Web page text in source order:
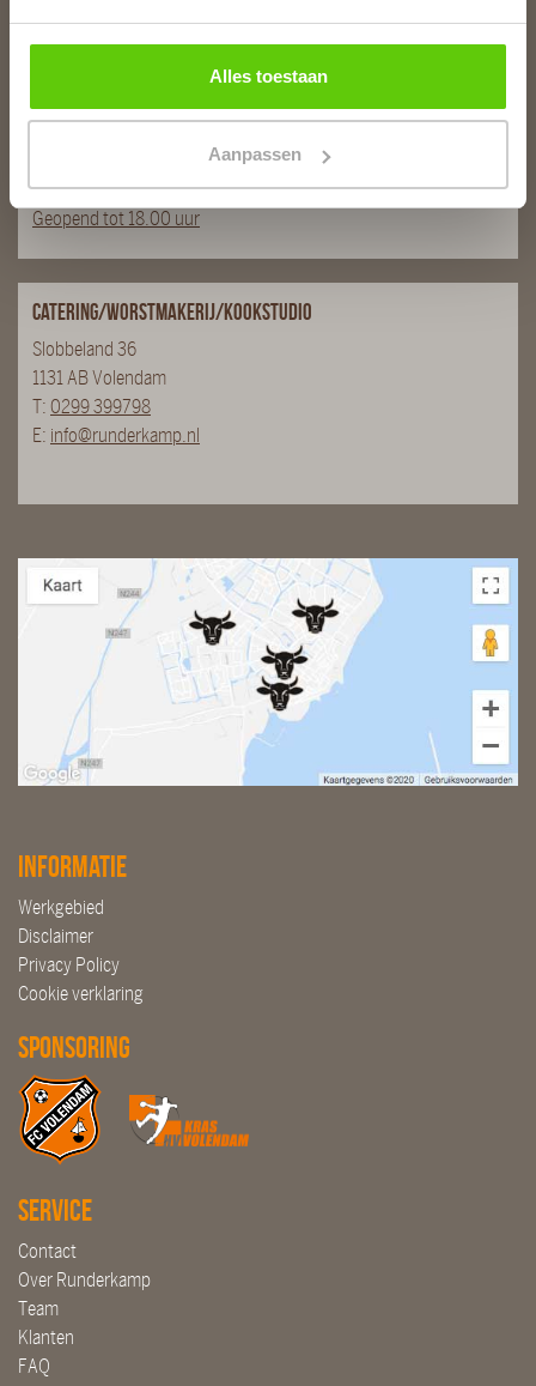
Alles toestaan
Aanpassen
E:info@runderkamp.nl
Geopend tot 18.00 uur
Catering/Worstmakerij/Kookstudio
Slobbeland 36
1131 AB Volendam
T: 0299 399798
E: info@runderkamp.nl
Informatie
Werkgebied
Disclaimer
Privacy Policy
Cookie verklaring
Sponsoring
Service
Contact
Over Runderkamp
Team
Klanten
FAQ